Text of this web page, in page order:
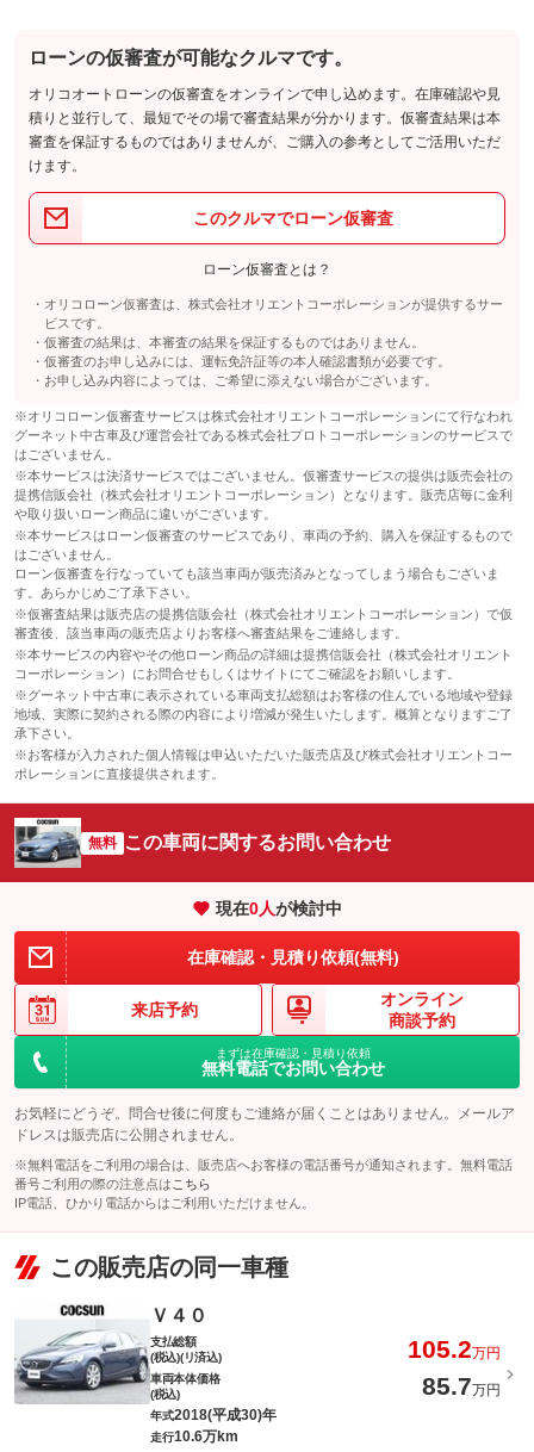
ローンの仮審査が可能なクルマです。
オリコオートローンの仮審査をオンラインで申し込めます。在庫確認や見
積りと並行して、最短でその場で審査結果が分かります。仮審査結果は本
審査を保証するものではありませんが、ご購入の参考としてご活用いただ
けます。
このクルマでローン仮審査
ローン仮審査とは？
オリコローン仮審査は、株式会社オリエントコーポレーションが提供するサー
ビスです。
仮審査の結果は、本審査の結果を保証するものではありません。
仮審査のお申し込みには、運転免許証等の本人確認書類が必要です。
お申し込み内容によっては、ご希望に添えない場合がございます。
※オリコローン仮審査サービスは株式会社オリエントコーポレーションにて行なわれ
グーネット中古車及び運営会社である株式会社プロトコーポレーションのサービスで
はございません。
※本サービスは決済サービスではございません。仮審査サービスの提供は販売会社の
提携信販会社（株式会社オリエントコーポレーション）となります。販売店毎に金利
や取り扱いローン商品に違いがございます。
※本サービスはローン仮審査のサービスであり、車両の予約、購入を保証するもので
はございません。
ローン仮審査を行なっていても該当車両が販売済みとなってしまう場合もございま
す。あらかじめご了承下さい。
※仮審査結果は販売店の提携信販会社（株式会社オリエントコーポレーション）で仮
審査後、該当車両の販売店よりお客様へ審査結果をご連絡します。
※本サービスの内容やその他ローン商品の詳細は提携信販会社（株式会社オリエント
コーポレーション）にお問合せもしくはサイトにてご確認をお願いします。
※グーネット中古車に表示されている車両支払総額はお客様の住んでいる地域や登録
地域、実際に契約される際の内容により増減が発生いたします。概算となりますご了
承下さい。
※お客様が入力された個人情報は申込いただいた販売店及び株式会社オリエントコー
ポレーションに直接提供されます。
無料 この車両に関するお問い合わせ
現在0人が検討中
在庫確認・見積り依頼(無料)
来店予約
オンライン
商談予約
まずは在庫確認・見積り依頼
無料電話でお問い合わせ
お気軽にどうぞ。問合せ後に何度もご連絡が届くことはありません。メールア
ドレスは販売店に公開されません。
※無料電話をご利用の場合は、販売店へお客様の電話番号が通知されます。無料電話
番号ご利用の際の注意点は こちら
IP電話、ひかり電話からはご利用いただけません。
この販売店の同一車種
Ｖ４０
支払総額
(税込)(リ済込)
105.2万円
車両本体価格
(税込)
85.7万円
年式2018(平成30)年
走行10.6万km